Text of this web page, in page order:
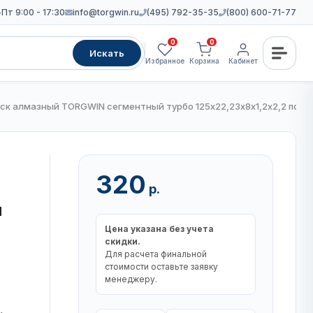
9:00 - 17:30 info@torgwin.ru (495) 792-35-35 (800) 600-71-77
Искать
0
Избранное
0
Корзина Кабинет
алмазный TORGWIN сегментный турбо 125х22,23х8х1,2х2,2 по
320 р.
Цена указана без учета
скидки.
Для расчета финальной
стоимости оставьте заявку
менеджеру.